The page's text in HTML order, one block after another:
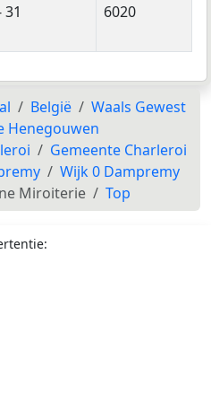
31 6020
België
Waals Gewest
Henegouwen
Gemeente Charleroi
Wijk 0 Dampremy
Miroiterie
Top